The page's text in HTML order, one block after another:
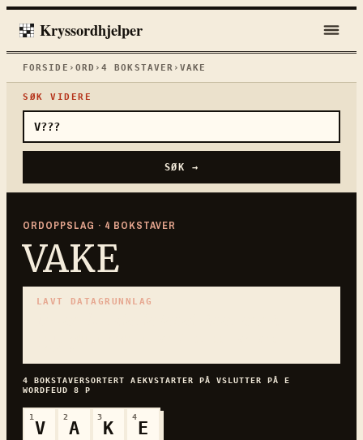
Kryssordhjelper
FORSIDE › ORD ›4 BOKSTAVER ›VAKE
SØK VIDERE
SØK →
ORDOPPSLAG · 4 BOKSTAVER
VAKE
LAVT DATAGRUNNLAG
4 BOKSTAVERSORTERTAEKVSTARTER PÅ VSLUTTER PÅE
WORDFEUD8 P
1
V
2
A
3
K
4
E